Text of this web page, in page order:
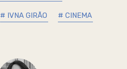
# IVNA GIRÃO # CINEMA